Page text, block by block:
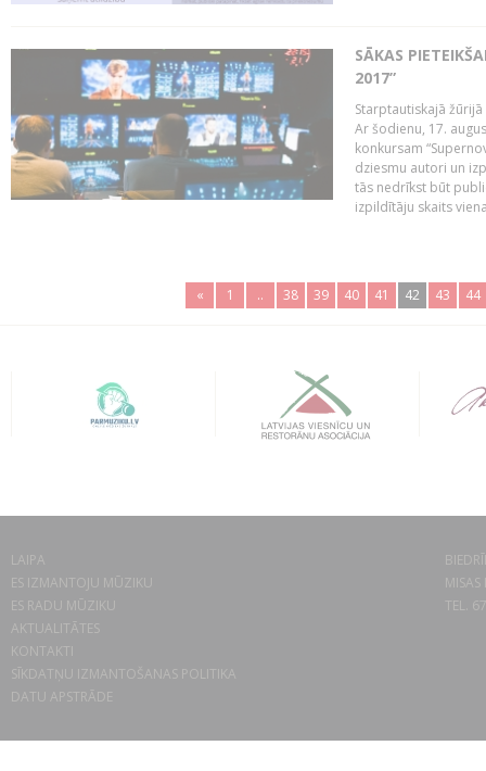
SĀKAS
2017”
Starptautiskajā
Ar šodienu, 17.
konkursam
dziesmu autori un
tās nedrīkst būt
izpildītāju skaits
« 1 .. 38 39 40 41 42 43 44
LAIPA
ES IZMANTOJU MŪZIKU
ES RADU MŪZIKU
AKTUALITĀTES
KONTAKTI
SĪKDATŅU IZMANTOŠANAS POLITIKA
DATU APSTRĀDE
TEL.